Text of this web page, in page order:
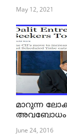
May 12, 2021
മാറുന്ന
അവബോധം
June 24, 2016